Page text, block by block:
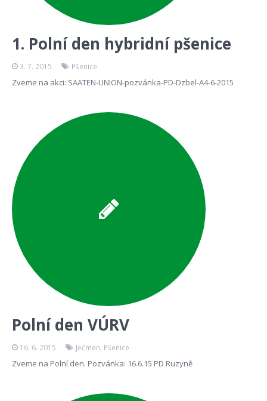
1. Polní den hybridní pšenice
3. 7. 2015 Pšenice
Zveme na akci: SAATEN-UNION-pozvánka-PD-Dzbel-A4-6-2015
Polní den VÚRV
16. 6. 2015 Ječmen Pšenice
Zveme na Polní den. Pozvánka: 16.6.15 PD Ruzyně